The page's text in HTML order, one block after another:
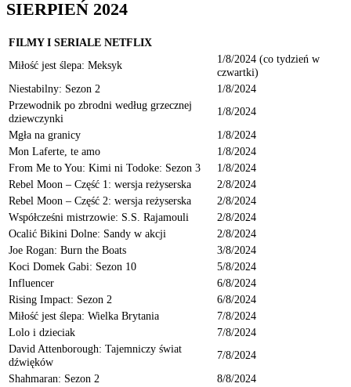
SIERPIEŃ 2024
FILMY I SERIALE NETFLIX
Miłość jest ślepa: Meksyk
1/8/2024 (co tydzień w
czwartki)
Niestabilny: Sezon 2
1/8/2024
Przewodnik po zbrodni według grzecznej
dziewczynki
1/8/2024
Mgła na granicy
1/8/2024
Mon Laferte, te amo
1/8/2024
From Me to You: Kimi ni Todoke: Sezon 3
1/8/2024
Rebel Moon – Część 1: wersja reżyserska
2/8/2024
Rebel Moon – Część 2: wersja reżyserska
2/8/2024
Współcześni mistrzowie: S.S. Rajamouli
2/8/2024
Ocalić Bikini Dolne: Sandy w akcji
2/8/2024
Joe Rogan: Burn the Boats
3/8/2024
Koci Domek Gabi: Sezon 10
5/8/2024
Influencer
6/8/2024
Rising Impact: Sezon 2
6/8/2024
Miłość jest ślepa: Wielka Brytania
7/8/2024
Lolo i dzieciak
7/8/2024
David Attenborough: Tajemniczy świat
dźwięków
7/8/2024
Shahmaran: Sezon 2
8/8/2024